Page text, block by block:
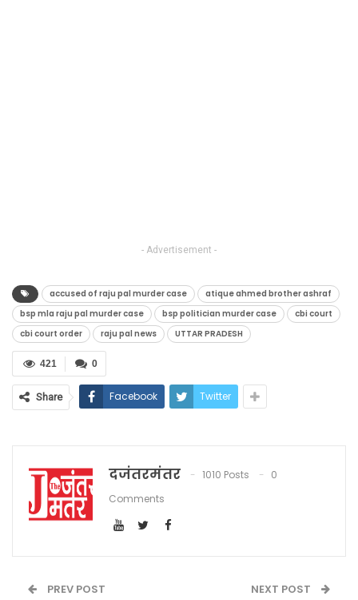
- Advertisement -
accused of raju pal murder case
atique ahmed brother ashraf
bsp mla raju pal murder case
bsp politician murder case
cbi court
cbi court order
raju pal news UTTAR PRADESH
0
421
Share Facebook Twitter
दजंतरमंतर 1010 Posts
0
Comments
PREV POST NEXT POST